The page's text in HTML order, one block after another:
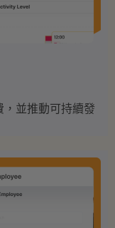
並推動可持續發